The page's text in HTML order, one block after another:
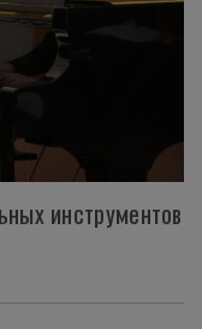
инструментов